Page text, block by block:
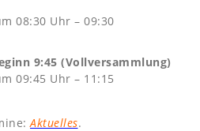
08:30 Uhr – 09:30
9:45 (Vollversammlung)
09:45 Uhr – 11:15
Aktuelles.